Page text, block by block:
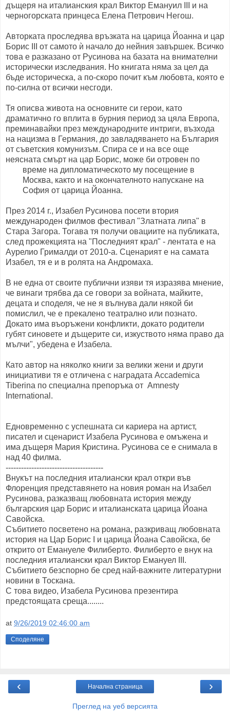
дъщеря на италианския крал Виктор Емануил III и на
черногорската принцеса Елена Петрович Негош.
Авторката проследява връзката на царица Йоанна и цар
Борис III от самото ѝ начало до нейния завършек. Всичко
това е разказано от Русинова на базата на внимателни
исторически изследвания. Но книгата няма за цел да
бъде историческа, а по-скоро почит към любовта, която е
по-силна от всички несгоди.
Тя описва живота на основните си герои, като
драматично го вплита в бурния период за цяла Европа,
преминавайки през международните интриги, възхода
на нацизма в Германия, до завладяването на България
от съветския комунизъм. Спира се и на все още
неясната смърт на цар Борис, може би отровен по
време на дипломатическото му посещение в
Москва, както и на окончателното напускане на
София от царица Йоанна.
През 2014 г., Изабел Русинова посети втория
международен филмов фестивал "Златната липа" в
Стара Загора. Тогава тя получи овациите на публиката,
след прожекцията на "Последният крал" - лентата е на
Аурелио Грималди от 2010-а. Сценарият е на самата
Изабел, тя е и в ролята на Андромаха.
В не една от своите публични изяви тя изразява мнение,
че винаги трябва да се говори за войната, майките,
децата и споделя, че не я вълнува дали някой би
помислил, че е прекалено театрално или познато.
Докато има въоръжени конфликти, докато родители
губят синовете и дъщерите си, изкуството няма право да
мълчи", убедена е Изабела.
Като автор на няколко книги за велики жени и други
инициативи тя е отличена с наградата Accademica
Tiberina по специална препоръка от Amnesty
International.
Едновременно с успешната си кариера на артист,
писател и сценарист Изабела Русинова е омъжена и
има дъщеря Мария Кристина. Русинова се е снимала в
над 40 филма.
--------------------------------------
Внукът на последния италиански крал откри във
Флоренция представянето на новия роман на Изабел
Русинова, разказващ любовната история между
българския цар Борис и италианската царица Йоана
Савойска.
Събитието посветено на романа, разкриващ любовната
история на Цар Борис I и царица Йоана Савойска, бе
открито от Емануеле Филиберто. Филиберто е внук на
последния италиански крал Виктор Емануел III.
Събитието безспорно бе сред най-важните литературни
новини в Тоскана.
С това видео, Изабела Русинова презентира
предстоящата среща........
at 9/26/2019 02:46:00 am
Споделяне
‹ ›
Начална страница
Преглед на уеб версията